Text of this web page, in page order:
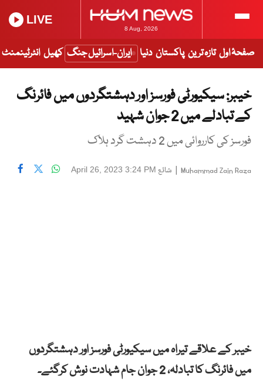
8 Aug, 2026
LIVE
صفحۂ اول تازہ ترین پاکستان دنیا ایران-اسرائیل جنگ کھیل انٹرٹینمنٹ
خیبر: سیکیورٹی فورسز اور دہشتگردوں میں فائرنگ
کے تبادلے میں 2 جوان شہید
فورسز کی کارروائی میں 2 دہشت گرد ہلاک
Muhammad Zain Raza
| شائع April 26, 2023 3:24 PM
خیبر کے علاقے تیراہ میں سیکیورٹی فورسز اور دہشتگردوں
میں فائرنگ کا تبادلہ، 2 جوان جام شہادت نوش کرگئے۔